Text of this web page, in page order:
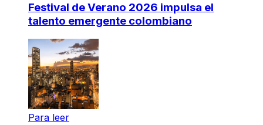
Festival de Verano 2026 impulsa el
talento emergente colombiano
Para leer